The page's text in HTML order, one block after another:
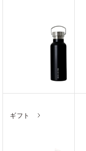
ギフト